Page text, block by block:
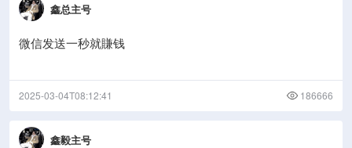
鑫总主号
微信发送一秒就賺钱
2025-03-04T08:12:41 186666
鑫毅主号